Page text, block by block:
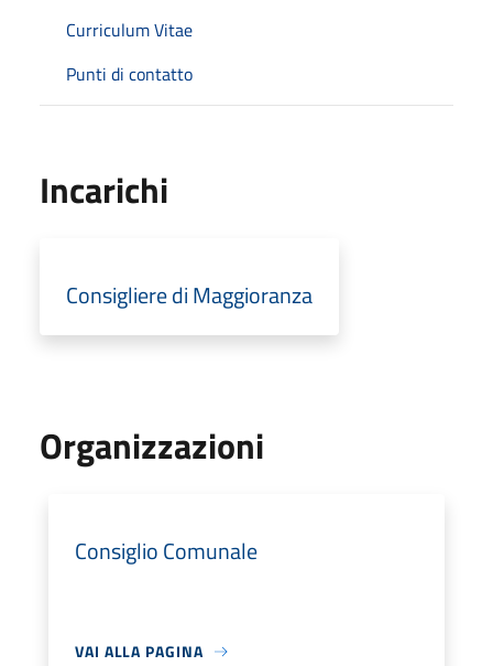
Curriculum Vitae
Punti di contatto
Incarichi
Consigliere di Maggioranza
Organizzazioni
Consiglio Comunale
VAI ALLA PAGINA